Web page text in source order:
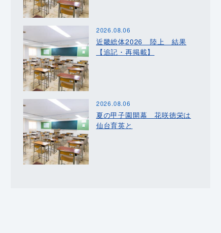
2026.08.06
近畿総体2026 陸上 結果
【追記・再掲載】
2026.08.06
夏の甲子園開幕 花咲徳栄は
仙台育英と